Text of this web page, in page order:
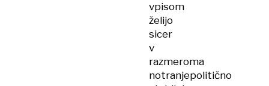
vpisom
želijo
sicer
v
razmeroma
notranjepolitično